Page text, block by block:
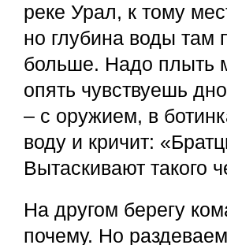
реке Урал, к тому
но глубина воды там
больше. Надо плыть
опять чувствуешь
– с оружием, в
воду и кричит:
Вытаскивают такого
На другом берегу
почему. Но